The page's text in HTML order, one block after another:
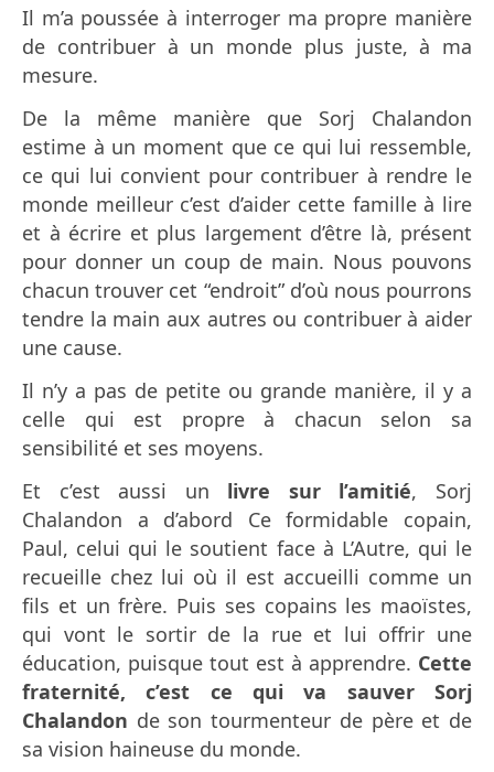
Il m’a poussée à interroger ma propre manière
de contribuer à un monde plus juste, à ma
mesure.
De la même manière que Sorj Chalandon
estime à un moment que ce qui lui ressemble,
ce qui lui convient pour contribuer à rendre le
monde meilleur c’est d’aider cette famille à lire
et à écrire et plus largement d’être là, présent
pour donner un coup de main. Nous pouvons
chacun trouver cet “endroit” d’où nous pourrons
tendre la main aux autres ou contribuer à aider
une cause.
Il n’y a pas de petite ou grande manière, il y a
celle qui est propre à chacun selon sa
sensibilité et ses moyens.
Et c’est aussi un livre sur l’amitié, Sorj
Chalandon a d’abord Ce formidable copain,
Paul, celui qui le soutient face à L’Autre, qui le
recueille chez lui où il est accueilli comme un
fils et un frère. Puis ses copains les maoïstes,
qui vont le sortir de la rue et lui offrir une
éducation, puisque tout est à apprendre. Cette
fraternité, c’est ce qui va sauver Sorj
Chalandon de son tourmenteur de père et de
sa vision haineuse du monde.